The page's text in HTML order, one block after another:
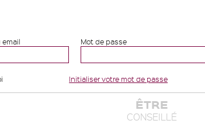
Mot de passe
Initialiser votre mot de passe
ÊTRE
CONSEILLÉ